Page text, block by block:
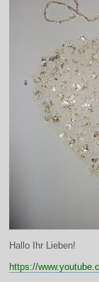
Hallo Ihr Lieben!
https://